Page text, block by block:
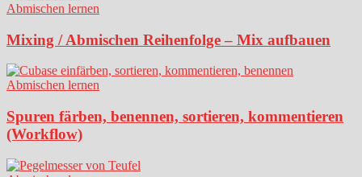
Abmischen lernen
Mixing / Abmischen Reihenfolge – Mix aufbauen
Abmischen lernen
Spuren färben, benennen, sortieren, kommentieren
(Workflow)